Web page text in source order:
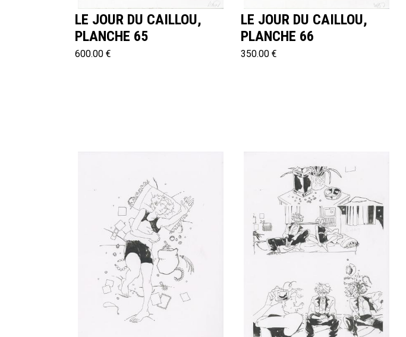
LE JOUR DU CAILLOU,
PLANCHE 65
600.00 €
LE JOUR DU CAILLOU,
PLANCHE 66
350.00 €